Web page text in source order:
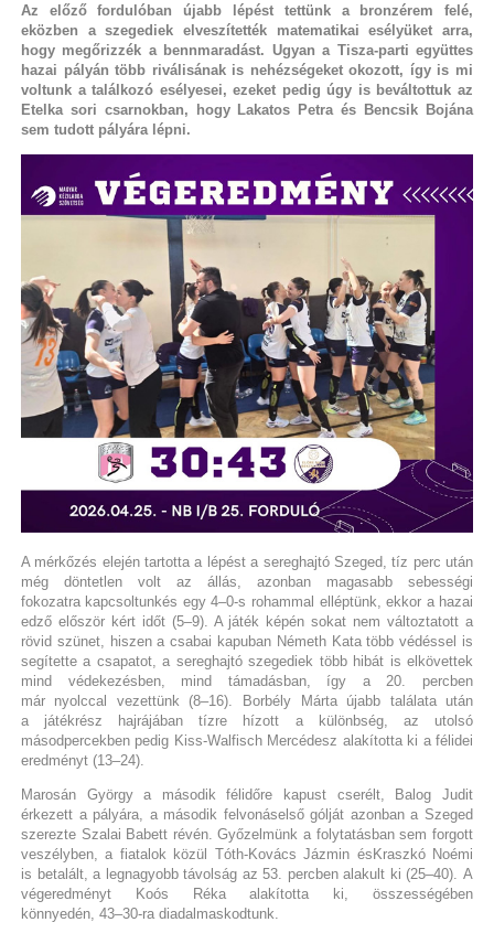
Az előző fordulóban újabb lépést tettünk a bronzérem felé,
eközben a szegediek elveszítették matematikai esélyüket arra,
hogy megőrizzék a bennmaradást. Ugyan a Tisza-parti együttes
hazai pályán több riválisának is nehézségeket okozott, így is mi
voltunk a találkozó esélyesei, ezeket pedig úgy is beváltottuk az
Etelka sori csarnokban, hogy Lakatos Petra és Bencsik Bojána
sem tudott pályára lépni.
A mérkőzés elején tartotta a lépést a sereghajtó Szeged, tíz perc után
még döntetlen volt az állás, azonban magasabb sebességi
fokozatra kapcsoltunkés egy 4–0-s rohammal elléptünk, ekkor a hazai
edző először kért időt (5–9). A játék képén sokat nem változtatott a
rövid szünet, hiszen a csabai kapuban Németh Kata több védéssel is
segítette a csapatot, a sereghajtó szegediek több hibát is elkövettek
mind védekezésben, mind támadásban, így a 20. percben
már nyolccal vezettünk (8–16). Borbély Márta újabb találata után
a játékrész hajrájában tízre hízott a különbség, az utolsó
másodpercekben pedig Kiss-Walfisch Mercédesz alakította ki a félidei
eredményt (13–24).
Marosán György a második félidőre kapust cserélt, Balog Judit
érkezett a pályára, a második felvonáselső gólját azonban a Szeged
szerezte Szalai Babett révén. Győzelmünk a folytatásban sem forgott
veszélyben, a fiatalok közül Tóth-Kovács Jázmin ésKraszkó Noémi
is betalált, a legnagyobb távolság az 53. percben alakult ki (25–40). A
végeredményt Koós Réka alakította ki, összességében
könnyedén, 43–30-ra diadalmaskodtunk.